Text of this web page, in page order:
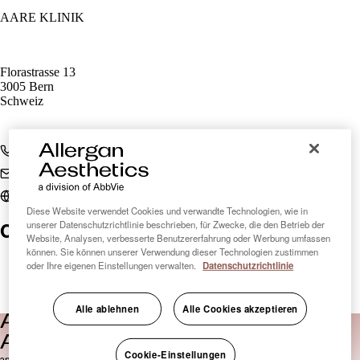
AARE KLINIK
Florastrasse 13
3005 Bern
Schweiz
+41 31 333 01 07
post@aareklinik.ch
Clinic Finder Schweiz
Diese Website verwendet Cookies und verwandte Technologien, wie in
unserer Datenschutzrichtlinie beschrieben, für Zwecke, die den Betrieb der
Website, Analysen, verbesserte Benutzererfahrung oder Werbung umfassen
können. Sie können unserer Verwendung dieser Technologien zustimmen
oder Ihre eigenen Einstellungen verwalten.
Datenschutzrichtlinie
Alle ablehnen Alle Cookies akzeptieren
Cookie-Einstellungen